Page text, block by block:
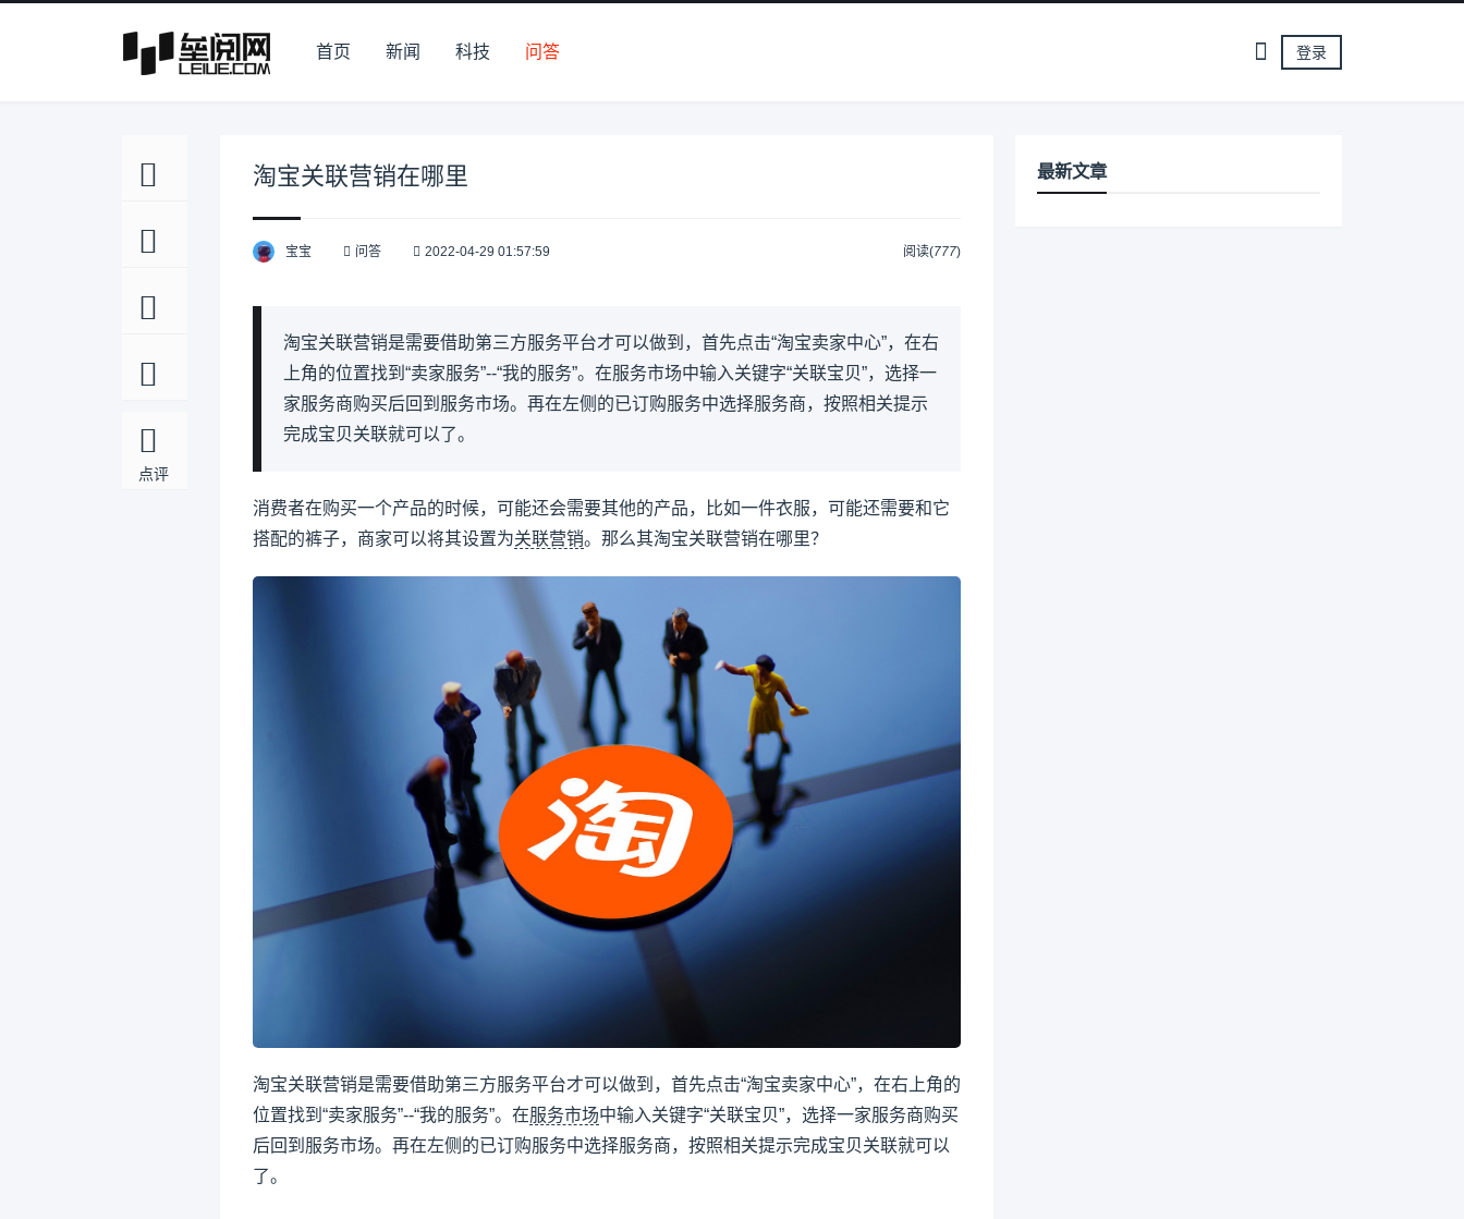
首页 新闻 科技 问答 登录
点评
淘宝关联营销在哪里
宝宝 问答 2022-04-29 01:57:59 阅读(777)
淘宝关联营销是需要借助第三方服务平台才可以做到，首先点击“淘宝卖家中心”，在右
上角的位置找到“卖家服务”--“我的服务”。在服务市场中输入关键字“关联宝贝”，选择一
家服务商购买后回到服务市场。再在左侧的已订购服务中选择服务商，按照相关提示
完成宝贝关联就可以了。
消费者在购买一个产品的时候，可能还会需要其他的产品，比如一件衣服，可能还需要和它
搭配的裤子，商家可以将其设置为关联营销。那么其淘宝关联营销在哪里？
淘宝关联营销是需要借助第三方服务平台才可以做到，首先点击“淘宝卖家中心”，在右上角的
位置找到“卖家服务”--“我的服务”。在服务市场中输入关键字“关联宝贝”，选择一家服务商购买
后回到服务市场。再在左侧的已订购服务中选择服务商，按照相关提示完成宝贝关联就可以
了。
最新文章